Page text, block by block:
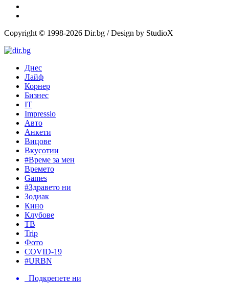
Copyright © 1998-2026 Dir.bg / Design by StudioX
Днес
Лайф
Корнер
Бизнес
IT
Impressio
Авто
Анкети
Вицове
Вкусотии
#Време за мен
Времето
Games
#Здравето ни
Зодиак
Кино
Клубове
ТВ
Trip
Фото
COVID-19
#URBN
Подкрепете ни